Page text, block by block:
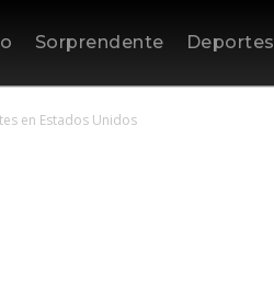
Sorprendente Deportes
en Estados Unidos